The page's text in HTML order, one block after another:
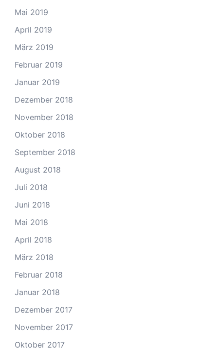
Mai 2019
April 2019
März 2019
Februar 2019
Januar 2019
Dezember 2018
November 2018
Oktober 2018
September 2018
August 2018
Juli 2018
Juni 2018
Mai 2018
April 2018
März 2018
Februar 2018
Januar 2018
Dezember 2017
November 2017
Oktober 2017